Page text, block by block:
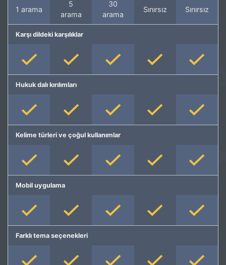
1 arama
5
arama
30
arama
Sınırsız Sınırsız
Karşı dildeki karşılıklar
Hukuk dalı kırılımları
Kelime türleri ve çoğul kullanımlar
Mobil uygulama
Farklı tema seçenekleri